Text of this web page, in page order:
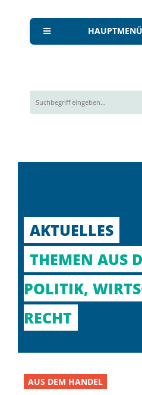
AKTUELLES
THEMEN AUS
POLITIK,
RECHT
AUS DEM HANDEL